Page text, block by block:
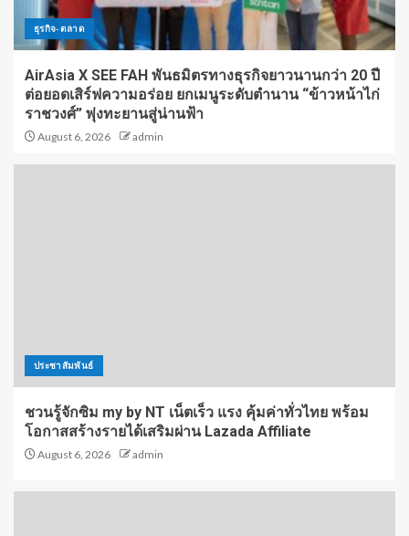
ธุรกิจ-ตลาด
AirAsia X SEE FAH พันธมิตรทางธุรกิจยาวนานกว่า 20 ปี
ต่อยอดเสิร์ฟความอร่อย ยกเมนูระดับตำนาน “ข้าวหน้าไก่
ราชวงศ์” พุ่งทะยานสู่น่านฟ้า
August 6, 2026 admin
ประชาสัมพันธ์
ชวนรู้จักซิม my by NT เน็ตเร็ว แรง คุ้มค่าทั่วไทย พร้อม
โอกาสสร้างรายได้เสริมผ่าน Lazada Affiliate
August 6, 2026 admin